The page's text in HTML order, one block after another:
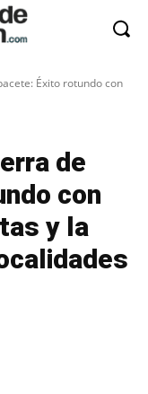
Éxito rotundo con
de
con
y la